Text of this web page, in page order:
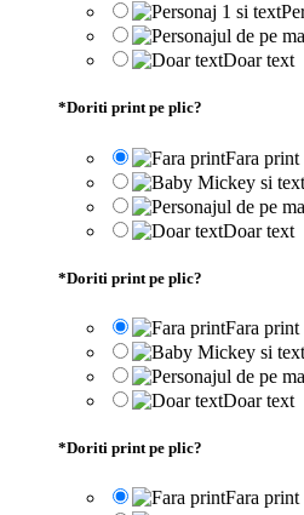
Doar text
*Doriti print pe plic?
Fara print
Doar text
*Doriti print pe plic?
Fara print
Doar text
*Doriti print pe plic?
Fara print